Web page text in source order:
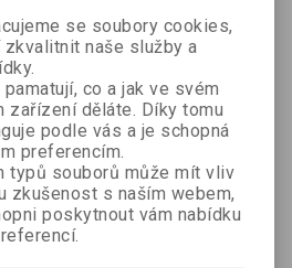
vlivu
B.
Kč 599 Kč
Moje první
penízky
sestaveno
FEduF
224 Kč 249 Kč
se soubory cookies,
zkvalitnit naše služby a
co a jak ve svém
zařízení děláte. Díky tomu
podle vás a je schopná
preferencím.
typů souborů může mít vliv
zkušenost s naším webem,
poskytnout vám nabídku